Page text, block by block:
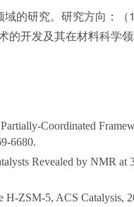
的研究。研究方向：（
的开发及其在材料科学
Coordinated
6680.
Revealed by NMR at
H-ZSM-5, ACS Catalysis,